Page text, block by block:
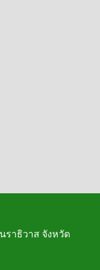
ราธิวาส จังหวัด